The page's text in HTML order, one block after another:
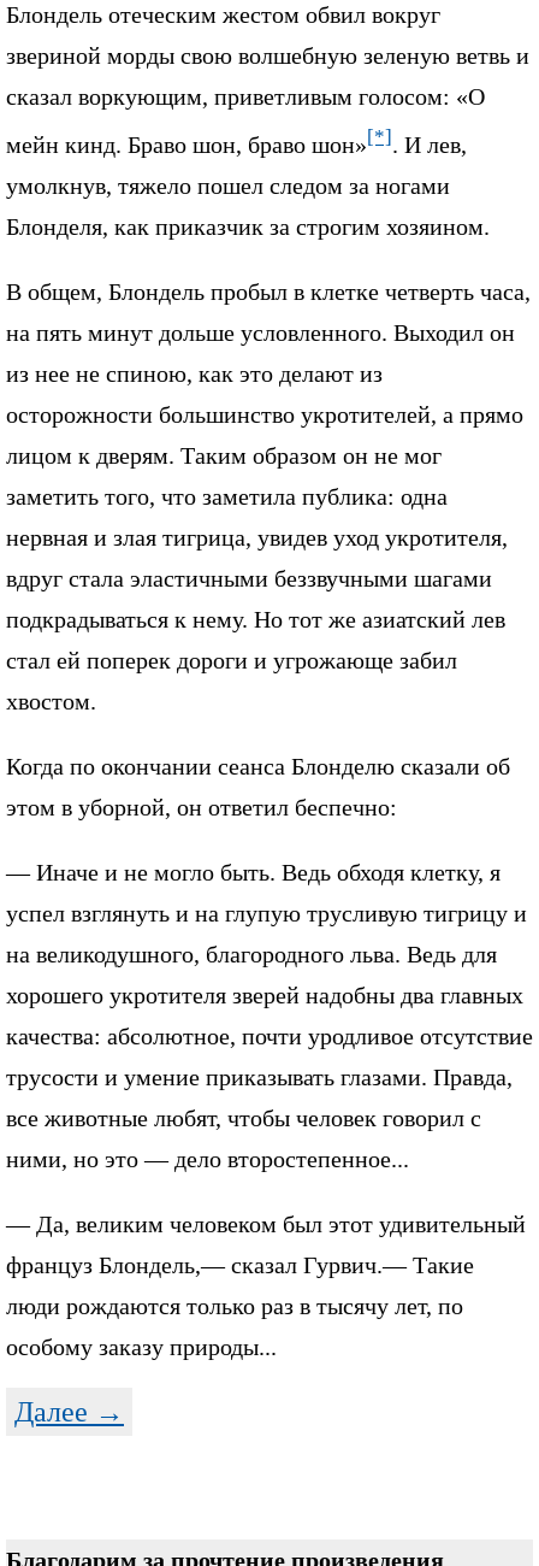
Блондель отеческим жестом обвил вокруг
звериной морды свою волшебную зеленую ветвь и
сказал воркующим, приветливым голосом: «О
мейн кинд. Браво шон, браво шон»[*] . И лев,
умолкнув, тяжело пошел следом за ногами
Блонделя, как приказчик за строгим хозяином.
В общем, Блондель пробыл в клетке четверть часа,
на пять минут дольше условленного. Выходил он
из нее не спиною, как это делают из
осторожности большинство укротителей, а прямо
лицом к дверям. Таким образом он не мог
заметить того, что заметила публика: одна
нервная и злая тигрица, увидев уход укротителя,
вдруг стала эластичными беззвучными шагами
подкрадываться к нему. Но тот же азиатский лев
стал ей поперек дороги и угрожающе забил
хвостом.
Когда по окончании сеанса Блонделю сказали об
этом в уборной, он ответил беспечно:
— Иначе и не могло быть. Ведь обходя клетку, я
успел взглянуть и на глупую трусливую тигрицу и
на великодушного, благородного льва. Ведь для
хорошего укротителя зверей надобны два главных
качества: абсолютное, почти уродливое отсутствие
трусости и умение приказывать глазами. Правда,
все животные любят, чтобы человек говорил с
ними, но это — дело второстепенное...
— Да, великим человеком был этот удивительный
француз Блондель,— сказал Гурвич.— Такие
люди рождаются только раз в тысячу лет, по
особому заказу природы...
Далее →
Благодарим за прочтение произведения